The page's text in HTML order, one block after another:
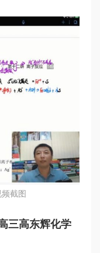
截图
三高东辉化学